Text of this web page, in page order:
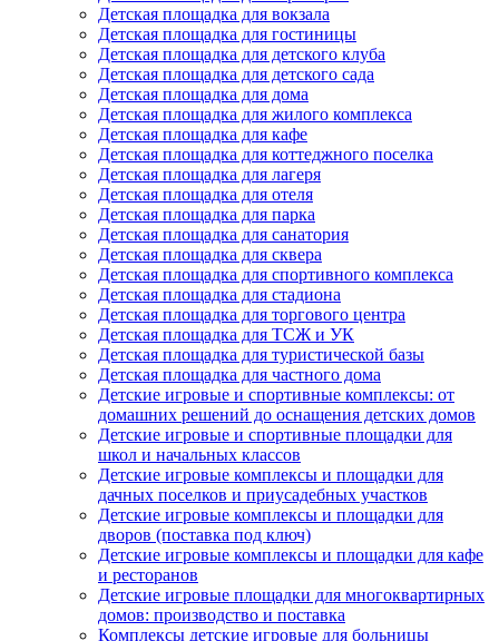
Детская площадка для вокзала
Детская площадка для гостиницы
Детская площадка для детского клуба
Детская площадка для детского сада
Детская площадка для дома
Детская площадка для жилого комплекса
Детская площадка для кафе
Детская площадка для коттеджного поселка
Детская площадка для лагеря
Детская площадка для отеля
Детская площадка для парка
Детская площадка для санатория
Детская площадка для сквера
Детская площадка для спортивного комплекса
Детская площадка для стадиона
Детская площадка для торгового центра
Детская площадка для ТСЖ и УК
Детская площадка для туристической базы
Детская площадка для частного дома
Детские игровые и спортивные комплексы: от
домашних решений до оснащения детских домов
Детские игровые и спортивные площадки для
школ и начальных классов
Детские игровые комплексы и площадки для
дачных поселков и приусадебных участков
Детские игровые комплексы и площадки для
дворов (поставка под ключ)
Детские игровые комплексы и площадки для кафе
и ресторанов
Детские игровые площадки для многоквартирных
домов: производство и поставка
Комплексы детские игровые для больницы